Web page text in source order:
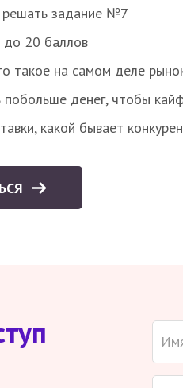
решать задание №7
20 баллов
такое на самом деле
побольше денег, чтобы
какой бывает